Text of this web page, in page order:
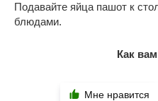
Подавайте яйца пашот к
блюдами.
Как
Мне нравится